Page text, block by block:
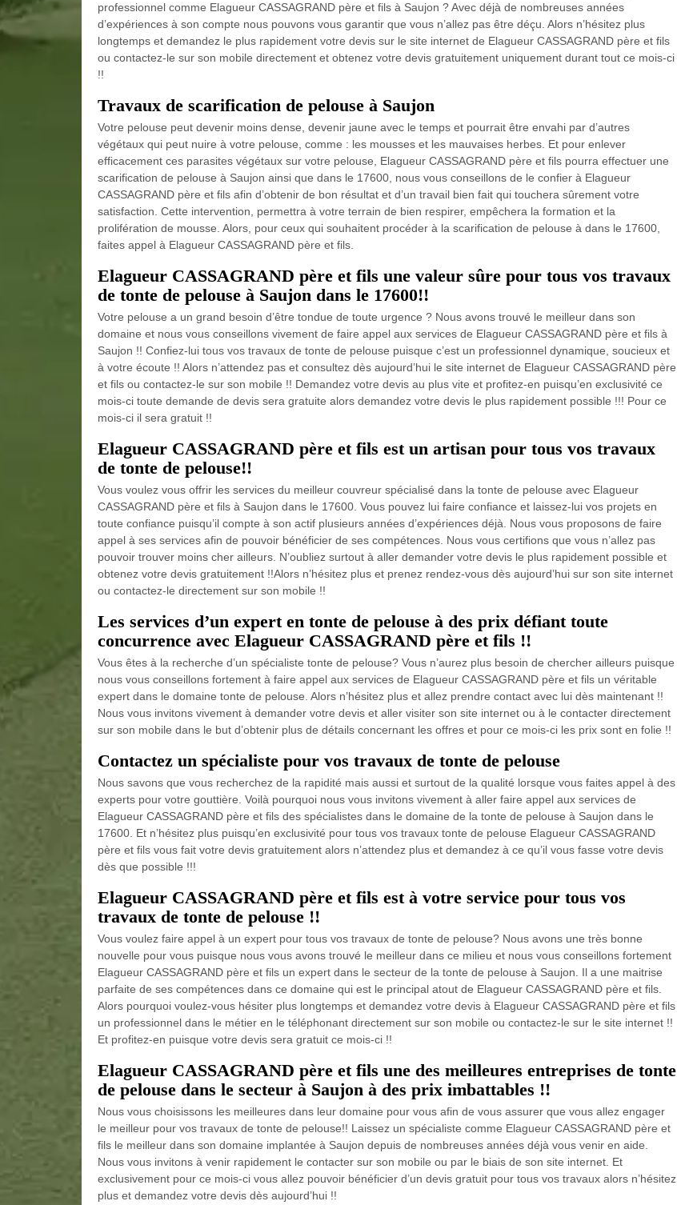
professionnel comme Elagueur CASSAGRAND père et fils à Saujon ? Avec déjà de nombreuses années
d’expériences à son compte nous pouvons vous garantir que vous n’allez pas être déçu. Alors n’hésitez plus
longtemps et demandez le plus rapidement votre devis sur le site internet de Elagueur CASSAGRAND père et fils
ou contactez-le sur son mobile directement et obtenez votre devis gratuitement uniquement durant tout ce mois-ci
!!
Travaux de scarification de pelouse à Saujon
Votre pelouse peut devenir moins dense, devenir jaune avec le temps et pourrait être envahi par d’autres
végétaux qui peut nuire à votre pelouse, comme : les mousses et les mauvaises herbes. Et pour enlever
efficacement ces parasites végétaux sur votre pelouse, Elagueur CASSAGRAND père et fils pourra effectuer une
scarification de pelouse à Saujon ainsi que dans le 17600, nous vous conseillons de le confier à Elagueur
CASSAGRAND père et fils afin d’obtenir de bon résultat et d’un travail bien fait qui touchera sûrement votre
satisfaction. Cette intervention, permettra à votre terrain de bien respirer, empêchera la formation et la
prolifération de mousse. Alors, pour ceux qui souhaitent procéder à la scarification de pelouse à dans le 17600,
faites appel à Elagueur CASSAGRAND père et fils.
Elagueur CASSAGRAND père et fils une valeur sûre pour tous vos travaux
de tonte de pelouse à Saujon dans le 17600!!
Votre pelouse a un grand besoin d’être tondue de toute urgence ? Nous avons trouvé le meilleur dans son
domaine et nous vous conseillons vivement de faire appel aux services de Elagueur CASSAGRAND père et fils à
Saujon !! Confiez-lui tous vos travaux de tonte de pelouse puisque c’est un professionnel dynamique, soucieux et
à votre écoute !! Alors n’attendez pas et consultez dès aujourd’hui le site internet de Elagueur CASSAGRAND père
et fils ou contactez-le sur son mobile !! Demandez votre devis au plus vite et profitez-en puisqu’en exclusivité ce
mois-ci toute demande de devis sera gratuite alors demandez votre devis le plus rapidement possible !!! Pour ce
mois-ci il sera gratuit !!
Elagueur CASSAGRAND père et fils est un artisan pour tous vos travaux
de tonte de pelouse!!
Vous voulez vous offrir les services du meilleur couvreur spécialisé dans la tonte de pelouse avec Elagueur
CASSAGRAND père et fils à Saujon dans le 17600. Vous pouvez lui faire confiance et laissez-lui vos projets en
toute confiance puisqu’il compte à son actif plusieurs années d’expériences déjà. Nous vous proposons de faire
appel à ses services afin de pouvoir bénéficier de ses compétences. Nous vous certifions que vous n’allez pas
pouvoir trouver moins cher ailleurs. N’oubliez surtout à aller demander votre devis le plus rapidement possible et
obtenez votre devis gratuitement !!Alors n’hésitez plus et prenez rendez-vous dès aujourd’hui sur son site internet
ou contactez-le directement sur son mobile !!
Les services d’un expert en tonte de pelouse à des prix défiant toute
concurrence avec Elagueur CASSAGRAND père et fils !!
Vous êtes à la recherche d’un spécialiste tonte de pelouse? Vous n’aurez plus besoin de chercher ailleurs puisque
nous vous conseillons fortement à faire appel aux services de Elagueur CASSAGRAND père et fils un véritable
expert dans le domaine tonte de pelouse. Alors n’hésitez plus et allez prendre contact avec lui dès maintenant !!
Nous vous invitons vivement à demander votre devis et aller visiter son site internet ou à le contacter directement
sur son mobile dans le but d’obtenir plus de détails concernant les offres et pour ce mois-ci les prix sont en folie !!
Contactez un spécialiste pour vos travaux de tonte de pelouse
Nous savons que vous recherchez de la rapidité mais aussi et surtout de la qualité lorsque vous faites appel à des
experts pour votre gouttière. Voilà pourquoi nous vous invitons vivement à aller faire appel aux services de
Elagueur CASSAGRAND père et fils des spécialistes dans le domaine de la tonte de pelouse à Saujon dans le
17600. Et n’hésitez plus puisqu’en exclusivité pour tous vos travaux tonte de pelouse Elagueur CASSAGRAND
père et fils vous fait votre devis gratuitement alors n’attendez plus et demandez à ce qu’il vous fasse votre devis
dès que possible !!!
Elagueur CASSAGRAND père et fils est à votre service pour tous vos
travaux de tonte de pelouse !!
Vous voulez faire appel à un expert pour tous vos travaux de tonte de pelouse? Nous avons une très bonne
nouvelle pour vous puisque nous vous avons trouvé le meilleur dans ce milieu et nous vous conseillons fortement
Elagueur CASSAGRAND père et fils un expert dans le secteur de la tonte de pelouse à Saujon. Il a une maitrise
parfaite de ses compétences dans ce domaine qui est le principal atout de Elagueur CASSAGRAND père et fils.
Alors pourquoi voulez-vous hésiter plus longtemps et demandez votre devis à Elagueur CASSAGRAND père et fils
un professionnel dans le métier en le téléphonant directement sur son mobile ou contactez-le sur le site internet !!
Et profitez-en puisque votre devis sera gratuit ce mois-ci !!
Elagueur CASSAGRAND père et fils une des meilleures entreprises de tonte
de pelouse dans le secteur à Saujon à des prix imbattables !!
Nous vous choisissons les meilleures dans leur domaine pour vous afin de vous assurer que vous allez engager
le meilleur pour vos travaux de tonte de pelouse!! Laissez un spécialiste comme Elagueur CASSAGRAND père et
fils le meilleur dans son domaine implantée à Saujon depuis de nombreuses années déjà vous venir en aide.
Nous vous invitons à venir rapidement le contacter sur son mobile ou par le biais de son site internet. Et
exclusivement pour ce mois-ci vous allez pouvoir bénéficier d’un devis gratuit pour tous vos travaux alors n’hésitez
plus et demandez votre devis dès aujourd’hui !!